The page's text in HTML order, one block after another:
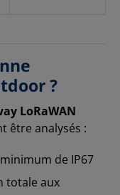
?
LoRaWAN
être analysés :
de IP67
totale aux